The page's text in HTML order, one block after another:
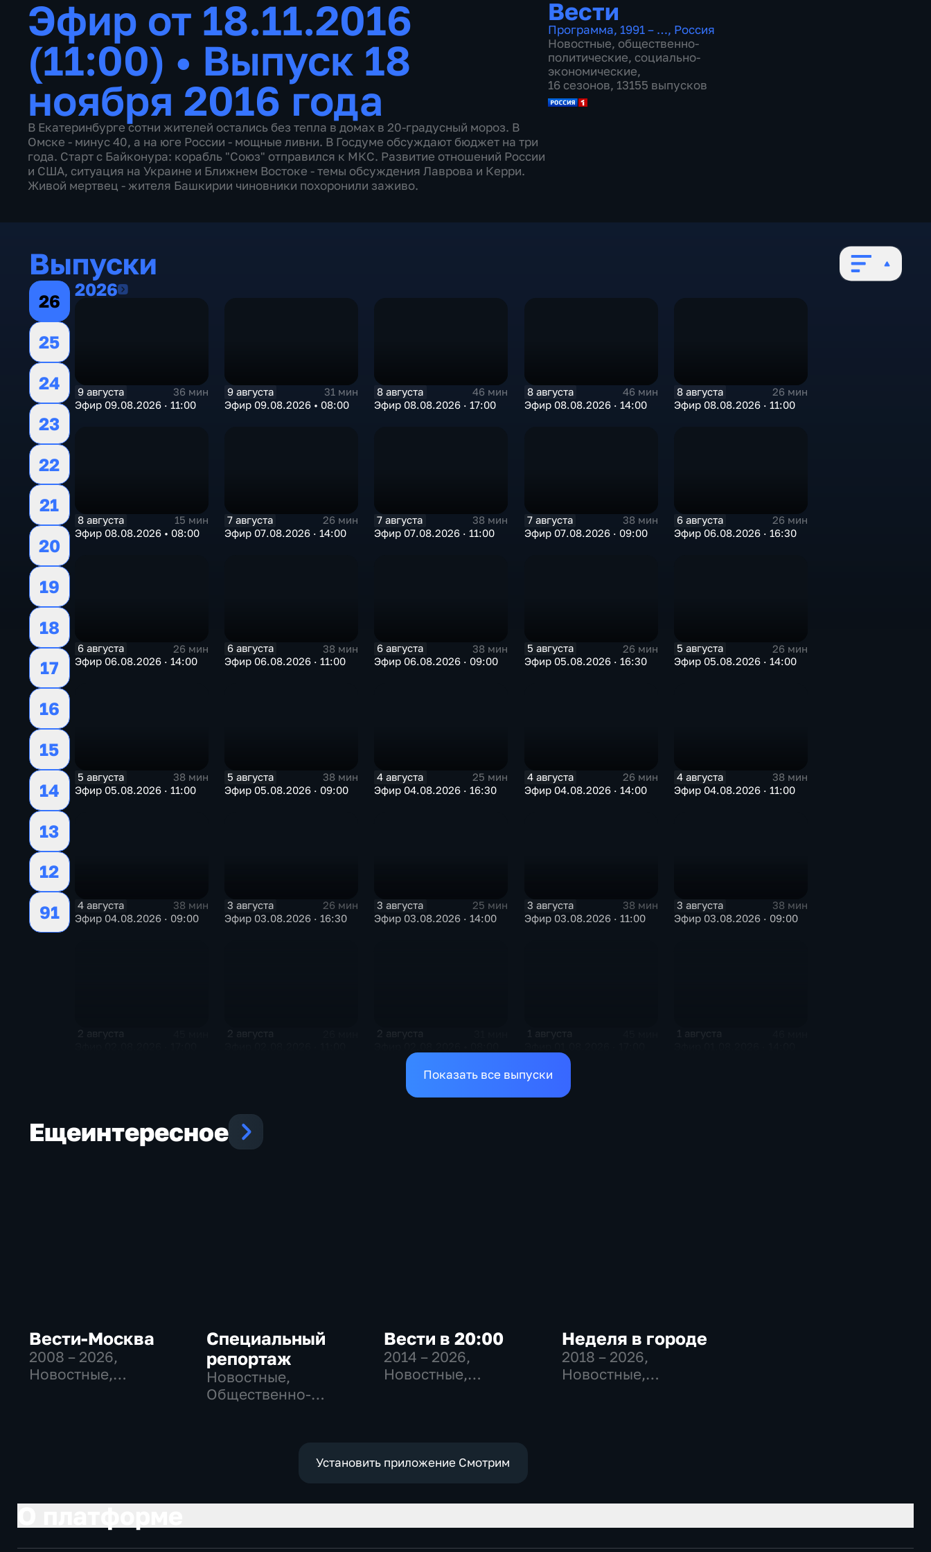
Эфир от 18.11.2016
(11:00) • Выпуск 18
ноября 2016 года
В Екатеринбурге сотни жителей остались без тепла в домах в 20-градусный мороз. В
Омске - минус 40, а на юге России - мощные ливни. В Госдуме обсуждают бюджет на три
года. Старт с Байконура: корабль "Союз" отправился к МКС. Развитие отношений России
и США, ситуация на Украине и Ближнем Востоке - темы обсуждения Лаврова и Керри.
Живой мертвец - жителя Башкирии чиновники похоронили заживо.
Вести
Программа, 1991 – …, Россия
Новостные, общественно-
политические, социально-
экономические,
16 сезонов, 13155 выпусков
Выпуски
26
25
24
23
22
21
20
19
18
17
16
15
14
13
12
91
20262026
9 августа
36 мин
Эфир 09.08.2026 · 11:00
9 августа
31 мин
Эфир 09.08.2026 • 08:00
8 августа
46 мин
Эфир 08.08.2026 · 17:00
8 августа
46 мин
Эфир 08.08.2026 · 14:00
8 августа
26 мин
Эфир 08.08.2026 · 11:00
8 августа
15 мин
Эфир 08.08.2026 • 08:00
7 августа
26 мин
Эфир 07.08.2026 · 14:00
7 августа
38 мин
Эфир 07.08.2026 · 11:00
7 августа
38 мин
Эфир 07.08.2026 · 09:00
6 августа
26 мин
Эфир 06.08.2026 · 16:30
6 августа
26 мин
Эфир 06.08.2026 · 14:00
6 августа
38 мин
Эфир 06.08.2026 · 11:00
6 августа
38 мин
Эфир 06.08.2026 · 09:00
5 августа
26 мин
Эфир 05.08.2026 · 16:30
5 августа
26 мин
Эфир 05.08.2026 · 14:00
5 августа
38 мин
Эфир 05.08.2026 · 11:00
5 августа
38 мин
Эфир 05.08.2026 · 09:00
4 августа
25 мин
Эфир 04.08.2026 · 16:30
4 августа
26 мин
Эфир 04.08.2026 · 14:00
4 августа
38 мин
Эфир 04.08.2026 · 11:00
4 августа
38 мин
Эфир 04.08.2026 · 09:00
3 августа
26 мин
Эфир 03.08.2026 · 16:30
3 августа
25 мин
Эфир 03.08.2026 · 14:00
3 августа
38 мин
Эфир 03.08.2026 · 11:00
3 августа
38 мин
Эфир 03.08.2026 · 09:00
2 августа 2 августа 2 августа 1 августа 1 августа
Показать все выпуски
Ещеинтересное
Вести-Москва
2008 – 2026,
Новостные,
Специальный
репортаж
Новостные,
Общественно-
Вести в 20:00
2014 – 2026,
Новостные,
Неделя в городе
2018 – 2026,
Новостные,
Установить приложение Смотрим